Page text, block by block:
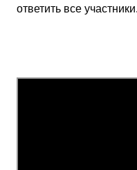
ответить все участники.